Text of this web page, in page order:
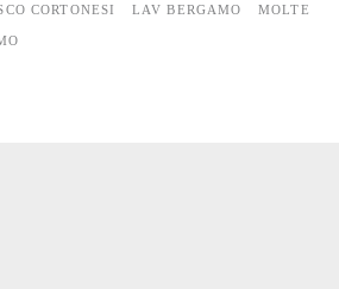
CORTONESI LAV BERGAMO MOLTE